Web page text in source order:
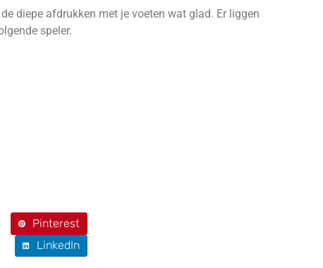
diepe afdrukken met je voeten wat glad. Er liggen
speler.
Pinterest
LinkedIn